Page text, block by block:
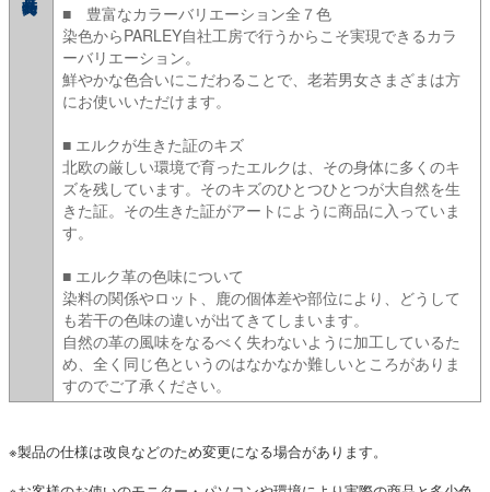
■ 豊富なカラーバリエーション全７色
染色からPARLEY自社工房で行うからこそ実現できるカラ
ーバリエーション。
鮮やかな色合いにこだわることで、老若男女さまざまは方
にお使いいただけます。
■ エルクが生きた証のキズ
北欧の厳しい環境で育ったエルクは、その身体に多くのキ
ズを残しています。そのキズのひとつひとつが大自然を生
きた証。その生きた証がアートにように商品に入っていま
す。
■ エルク革の色味について
染料の関係やロット、鹿の個体差や部位により、どうして
も若干の色味の違いが出てきてしまいます。
自然の革の風味をなるべく失わないように加工しているた
め、全く同じ色というのはなかなか難しいところがありま
すのでご了承ください。
※製品の仕様は改良などのため変更になる場合があります。